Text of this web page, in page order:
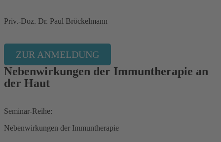
Priv.-Doz. Dr. Paul Bröckelmann
ZUR ANMELDUNG
Nebenwirkungen der Immuntherapie an
der Haut
Seminar-Reihe:
Nebenwirkungen der Immuntherapie